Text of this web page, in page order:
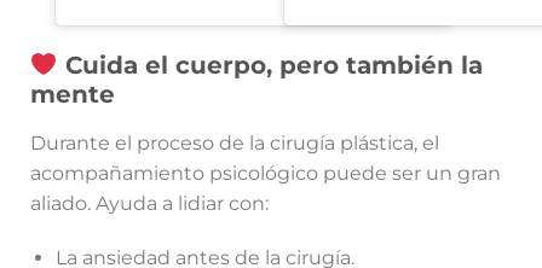
Cuida el cuerpo, pero también la
mente
Durante el proceso de la cirugía plástica, el
acompañamiento psicológico puede ser un gran
aliado. Ayuda a lidiar con:
La ansiedad antes de la cirugía.